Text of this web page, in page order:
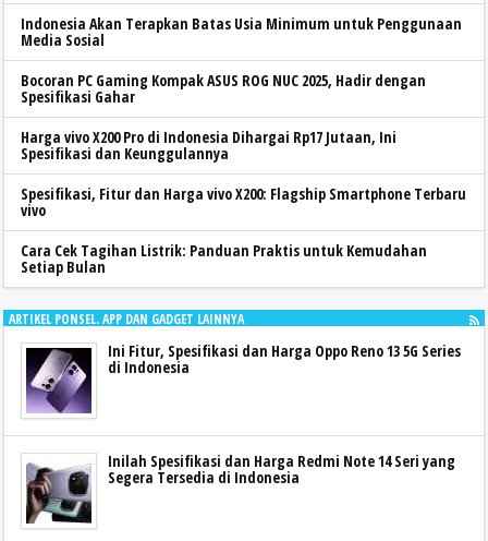
Indonesia Akan Terapkan Batas Usia Minimum untuk Penggunaan
Media Sosial
Bocoran PC Gaming Kompak ASUS ROG NUC 2025, Hadir dengan
Spesifikasi Gahar
Harga vivo X200 Pro di Indonesia Dihargai Rp17 Jutaan, Ini
Spesifikasi dan Keunggulannya
Spesifikasi, Fitur dan Harga vivo X200: Flagship Smartphone Terbaru
vivo
Cara Cek Tagihan Listrik: Panduan Praktis untuk Kemudahan
Setiap Bulan
ARTIKEL PONSEL. APP DAN GADGET LAINNYA
Ini Fitur, Spesifikasi dan Harga Oppo Reno 13 5G Series
di Indonesia
Inilah Spesifikasi dan Harga Redmi Note 14 Seri yang
Segera Tersedia di Indonesia